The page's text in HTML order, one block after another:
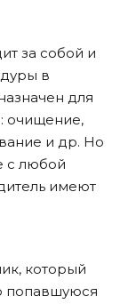
за собой и
в
для
очищение,
и др. Но
с любой
имеют
который
попавшуюся